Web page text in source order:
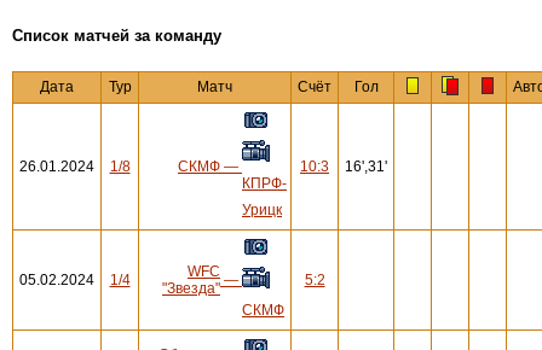
Cписок матчей за команду
Дата Тур Матч Счёт Гол
26.01.2024 1/8 СКМФ —
КПРФ-
Урицк
10:3 16',31'
05.02.2024 1/4
WFC
"Звезда" —
СКМФ
5:2